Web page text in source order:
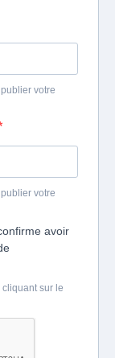
votre
votre
avoir
sur le